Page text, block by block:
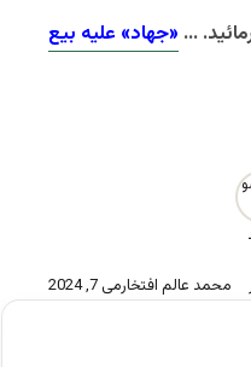
… «جهاد» علیه بیع
محمد عالم افتخارمی 7, 2024